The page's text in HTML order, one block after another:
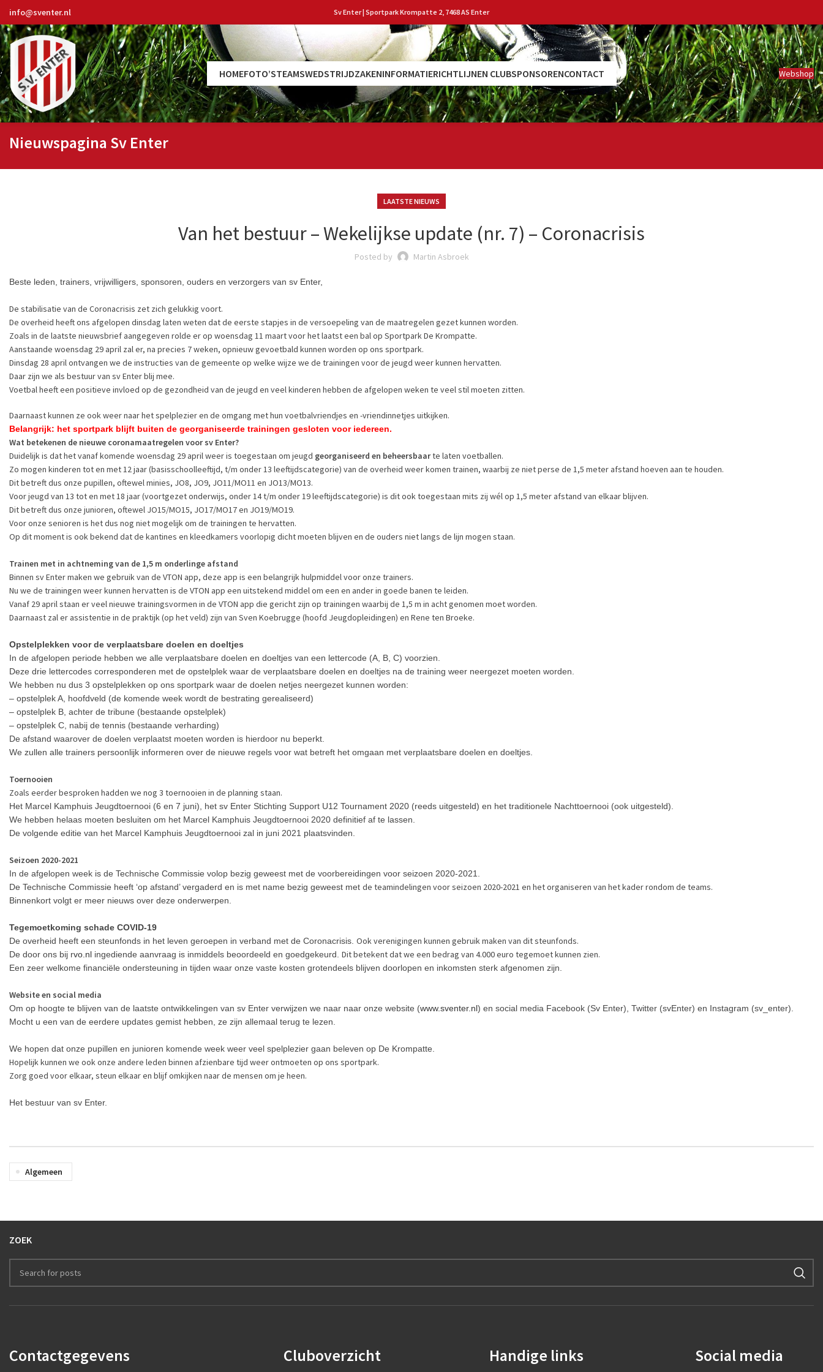
info@sventer.nl Sv Enter | Sportpark Krompatte 2, 7468 AS Enter
HOMEFOTO’STEAMSWEDSTRIJDZAKENINFORMATIERICHTLIJNEN CLUBSPONSORENCONTACT Webshop
Nieuwspagina Sv Enter
LAATSTE NIEUWS
Van het bestuur – Wekelijkse update (nr. 7) – Coronacrisis
Posted by Martin Asbroek
Beste leden, trainers, vrijwilligers, sponsoren, ouders en verzorgers van sv Enter,
De stabilisatie van de Coronacrisis zet zich gelukkig voort.
De overheid heeft ons afgelopen dinsdag laten weten dat de eerste stapjes in de versoepeling van de maatregelen gezet kunnen worden.
Zoals in de laatste nieuwsbrief aangegeven rolde er op woensdag 11 maart voor het laatst een bal op Sportpark De Krompatte.
Aanstaande woensdag 29 april zal er, na precies 7 weken, opnieuw gevoetbald kunnen worden op ons sportpark.
Dinsdag 28 april ontvangen we de instructies van de gemeente op welke wijze we de trainingen voor de jeugd weer kunnen hervatten.
Daar zijn we als bestuur van sv Enter blij mee.
Voetbal heeft een positieve invloed op de gezondheid van de jeugd en veel kinderen hebben de afgelopen weken te veel stil moeten zitten.
Daarnaast kunnen ze ook weer naar het spelplezier en de omgang met hun voetbalvriendjes en -vriendinnetjes uitkijken.
Belangrijk: het sportpark blijft buiten de georganiseerde trainingen gesloten voor iedereen.
Wat betekenen de nieuwe coronamaatregelen voor sv Enter?
Duidelijk is dat het vanaf komende woensdag 29 april weer is toegestaan om jeugd georganiseerd en beheersbaarte laten voetballen.
Zo mogen kinderen tot en met 12 jaar (basisschoolleeftijd, t/m onder 13 leeftijdscategorie) van de overheid weer komen trainen, waarbij ze niet perse de 1,5 meter afstand hoeven aan te houden.
Dit betreft dus onze pupillen, oftewel minies, JO8, JO9, JO11/MO11 en JO13/MO13.
Voor jeugd van 13 tot en met 18 jaar (voortgezet onderwijs, onder 14 t/m onder 19 leeftijdscategorie) is dit ook toegestaan mits zij wél op 1,5 meter afstand van elkaar blijven.
Dit betreft dus onze junioren, oftewel JO15/MO15, JO17/MO17 en JO19/MO19.
Voor onze senioren is het dus nog niet mogelijk om de trainingen te hervatten.
Op dit moment is ook bekend dat de kantines en kleedkamers voorlopig dicht moeten blijven en de ouders niet langs de lijn mogen staan.
Trainen met in achtneming van de 1,5 m onderlinge afstand
Binnen sv Enter maken we gebruik van de VTON app, deze app is een belangrijk hulpmiddel voor onze trainers.
Nu we de trainingen weer kunnen hervatten is de VTON app een uitstekend middel om een en ander in goede banen te leiden.
Vanaf 29 april staan er veel nieuwe trainingsvormen in de VTON app die gericht zijn op trainingen waarbij de 1,5 m in acht genomen moet worden.
Daarnaast zal er assistentie in de praktijk (op het veld) zijn van Sven Koebrugge (hoofd Jeugdopleidingen) en Rene ten Broeke.
Opstelplekken voor de verplaatsbare doelen en doeltjes
In de afgelopen periode hebben we alle verplaatsbare doelen en doeltjes van een lettercode (A, B, C) voorzien.
Deze drie lettercodes corresponderen met de opstelplek waar de verplaatsbare doelen en doeltjes na de training weer neergezet moeten worden.
We hebben nu dus 3 opstelplekken op ons sportpark waar de doelen netjes neergezet kunnen worden:
– opstelplek A, hoofdveld (de komende week wordt de bestrating gerealiseerd)
– opstelplek B, achter de tribune (bestaande opstelplek)
– opstelplek C, nabij de tennis (bestaande verharding)
De afstand waarover de doelen verplaatst moeten worden is hierdoor nu beperkt.
We zullen alle trainers persoonlijk informeren over de nieuwe regels voor wat betreft het omgaan met verplaatsbare doelen en doeltjes.
Toernooien
Zoals eerder besproken hadden we nog 3 toernooien in de planning staan.
Het Marcel Kamphuis Jeugdtoernooi (6 en 7 juni), het sv Enter Stichting Support U12 Tournament 2020 (reeds uitgesteld) en het traditionele Nachttoernooi (ook uitgesteld).
We hebben helaas moeten besluiten om het Marcel Kamphuis Jeugdtoernooi 2020 definitief af te lassen.
De volgende editie van het Marcel Kamphuis Jeugdtoernooi zal in juni 2021 plaatsvinden.
Seizoen 2020-2021
In de afgelopen week is de Technische Commissie volop bezig geweest met de voorbereidingen voor seizoen 2020-2021.
De Technische Commissie heeft ‘op afstand’ vergaderd en is met name bezig geweest met de teamindelingen voor seizoen 2020-2021 en het organiseren van het kader rondom de teams.
Binnenkort volgt er meer nieuws over deze onderwerpen.
Tegemoetkoming schade COVID-19
De overheid heeft een steunfonds in het leven geroepen in verband met de Coronacrisis. Ook verenigingen kunnen gebruik maken van dit steunfonds.
De door ons bij rvo.nl ingediende aanvraag is inmiddels beoordeeld en goedgekeurd. Dit betekent dat we een bedrag van 4.000 euro tegemoet kunnen zien.
Een zeer welkome financiële ondersteuning in tijden waar onze vaste kosten grotendeels blijven doorlopen en inkomsten sterk afgenomen zijn.
Website en social media
Om op hoogte te blijven van de laatste ontwikkelingen van sv Enter verwijzen we naar naar onze website (www.sventer.nl) en social media Facebook (Sv Enter), Twitter (svEnter) en Instagram (sv_enter).
Mocht u een van de eerdere updates gemist hebben, ze zijn allemaal terug te lezen.
We hopen dat onze pupillen en junioren komende week weer veel spelplezier gaan beleven op De Krompatte.
Hopelijk kunnen we ook onze andere leden binnen afzienbare tijd weer ontmoeten op ons sportpark.
Zorg goed voor elkaar, steun elkaar en blijf omkijken naar de mensen om je heen.
Het bestuur van sv Enter.
Algemeen
ZOEK
Contactgegevens Cluboverzicht Handige links Social media